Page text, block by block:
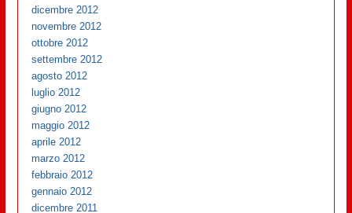
dicembre 2012
novembre 2012
ottobre 2012
settembre 2012
agosto 2012
luglio 2012
giugno 2012
maggio 2012
aprile 2012
marzo 2012
febbraio 2012
gennaio 2012
dicembre 2011